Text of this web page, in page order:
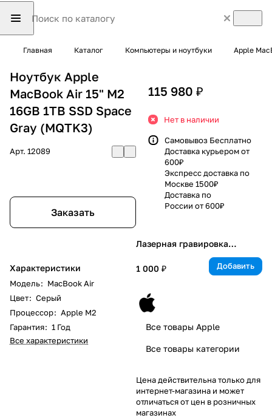
Главная Каталог Компьютеры и ноутбуки Apple
Ноутбук Apple
MacBook Air 15" M2
16GB 1TB SSD Space
Gray (MQTK3)
Арт. 12089
Заказать
Характеристики
Модель: MacBook Air
Цвет: Серый
Процессор: Apple M2
Гарантия: 1 Год
Все характеристики
115 980 ₽
Нет в наличии
Самовывоз Бесплатно
Доставка курьером от
600₽
Экспресс доставка по
Москве 1500₽
Доставка по
России от 600₽
Лазерная гравировка
1 000 ₽
Добавить
Все товары Apple
Все товары категории
Цена действительна только для
интернет-магазина и может
отличаться от цен в розничных
магазинах